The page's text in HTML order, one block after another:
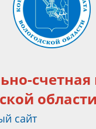
счетная
области
сайт